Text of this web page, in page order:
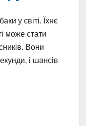
у світі. Їхнє
може стати
Вони
і шансів